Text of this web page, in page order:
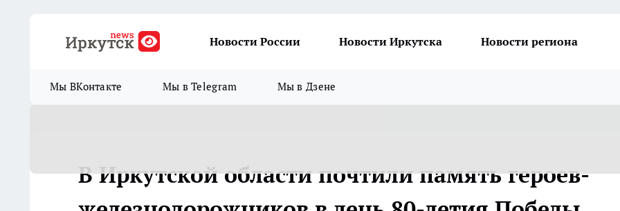
Новости России Новости Иркутска Новости региона
Мы ВКонтакте Мы в Telegram Мы в Дзене
В Иркутской области почтили память героев-